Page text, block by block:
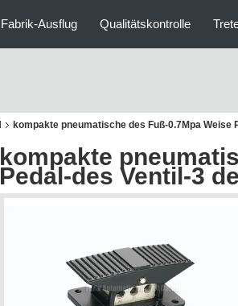
Fabrik-Ausflug Qualitätskontrolle
kompakte pneumatische des Fuß-0.7Mpa Weise
kompakte
Pedal-des Ventil-3